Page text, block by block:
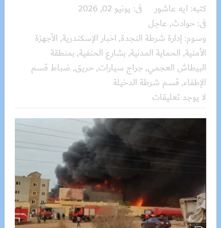
كتبه: ايه عاشور فى: يونيو 02, 2026
فى: حوادث, عاجل
وسوم: إدارة شرطة النجدة, اخبار الإسكندرية, الأجهزة
الأمنية, الحماية المدنية, بشارع الحنفية, بمنطقة
البيطاش العجمي, جراج سيارات, حريق, ضباط قسم
الإطفاء, قسم شرطة الدخيلة
لا يوجد تعليقات